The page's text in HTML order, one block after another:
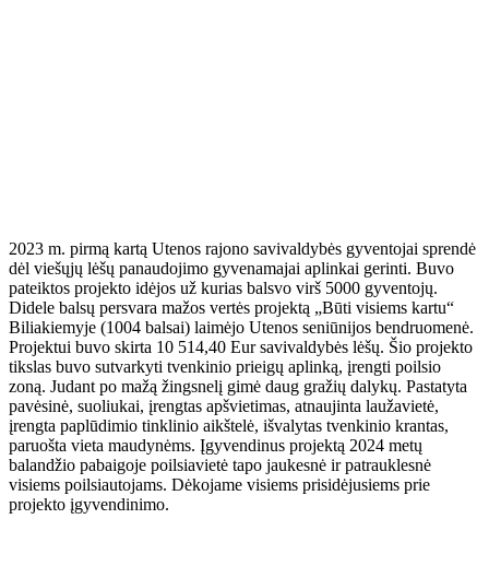
2023 m. pirmą kartą Utenos rajono savivaldybės gyventojai sprendė
dėl viešųjų lėšų panaudojimo gyvenamajai aplinkai gerinti. Buvo
pateiktos projekto idėjos už kurias balsvo virš 5000 gyventojų.
Didele balsų persvara mažos vertės projektą „Būti visiems kartu“
Biliakiemyje (1004 balsai) laimėjo Utenos seniūnijos bendruomenė.
Projektui buvo skirta 10 514,40 Eur savivaldybės lėšų. Šio projekto
tikslas buvo sutvarkyti tvenkinio prieigų aplinką, įrengti poilsio
zoną. Judant po mažą žingsnelį gimė daug gražių dalykų. Pastatyta
pavėsinė, suoliukai, įrengtas apšvietimas, atnaujinta laužavietė,
įrengta paplūdimio tinklinio aikštelė, išvalytas tvenkinio krantas,
paruošta vieta maudynėms. Įgyvendinus projektą 2024 metų
balandžio pabaigoje poilsiavietė tapo jaukesnė ir patrauklesnė
visiems poilsiautojams. Dėkojame visiems prisidėjusiems prie
projekto įgyvendinimo.